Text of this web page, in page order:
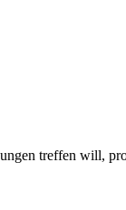
treffen will,